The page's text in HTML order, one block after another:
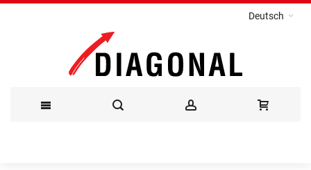
Deutsch